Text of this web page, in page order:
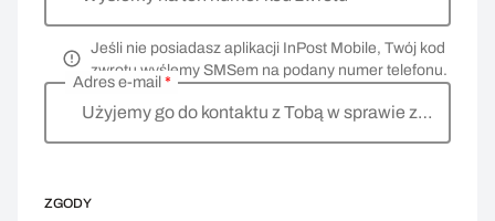
Jeśli nie posiadasz aplikacji InPost Mobile, Twój kod
zwrotu wyślemy SMSem na podany numer telefonu.
Użyjemy go do kontaktu z Tobą w sprawie zwrotu
Adres e-mail *
ZGODY